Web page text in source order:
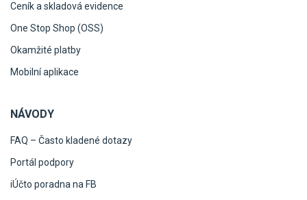
Ceník a skladová evidence
One Stop Shop (OSS)
Okamžité platby
Mobilní aplikace
NÁVODY
FAQ – Často kladené dotazy
Portál podpory
iÚčto poradna na FB